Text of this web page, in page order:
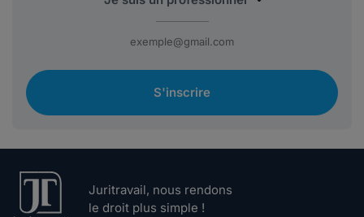
S'inscrire
Juritravail, nous rendons
le droit plus simple !